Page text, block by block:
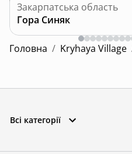
Закарпатська область
Гора Синяк
Головна / Kryhaya Village
Всі категорії